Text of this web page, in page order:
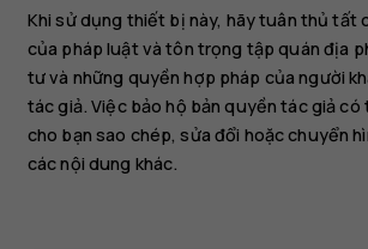
Nokia
105
(2017)
Khi sử dụng thiết bị này, hãy tuân thủ tất
của pháp luật và tôn trọng tập quán địa
tư và những quyền hợp pháp của người
tác giả. Việc bảo hộ bản quyền tác giả có
cho bạn sao chép, sửa đổi hoặc chuyển
các nội dung khác.